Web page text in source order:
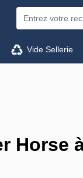
Vide Sellerie
Horse